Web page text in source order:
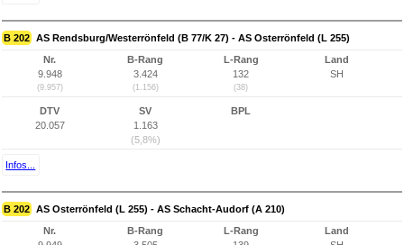
B 202 AS Rendsburg/Westerrönfeld (B 77/K 27) - AS Osterrönfeld (L 255)
Nr.
9.948
(9.957)
B-Rang
3.424
(1.156)
L-Rang
132
(38)
Land
SH
DTV
20.057
SV
1.163
(5,8%)
BPL
Infos...
B 202 AS Osterrönfeld (L 255) - AS Schacht-Audorf (A 210)
Nr.
B-Rang
L-Rang
Land